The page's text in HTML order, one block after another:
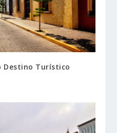
Destino Turístico